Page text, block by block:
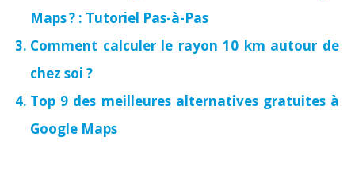
Maps ? : Tutoriel Pas-à-Pas
Comment calculer le rayon 10 km autour de
chez soi ?
Top 9 des meilleures alternatives gratuites à
Google Maps